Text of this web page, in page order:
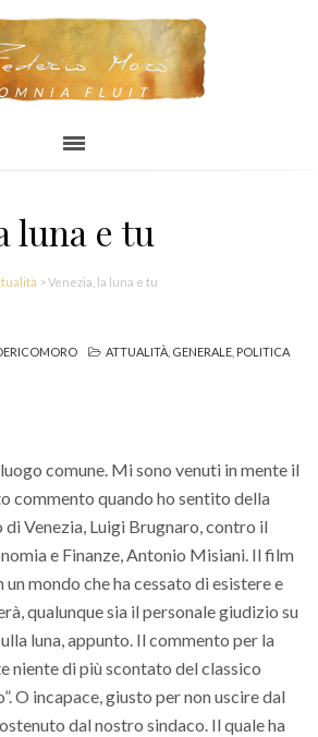
FLUIT
luna e tu
>Venezia, la luna e tu
ATTUALITÀ GENERALE POLITICA
comune. Mi sono venuti in mente il
commento quando ho sentito della
di Venezia, Luigi Brugnaro, contro il
e Finanze, Antonio Misiani. Il film
mondo che ha cessato di esistere e
qualunque sia il personale giudizio su
luna, appunto. Il commento per la
niente di più scontato del classico
O incapace, giusto per non uscire dal
dal nostro sindaco. Il quale ha